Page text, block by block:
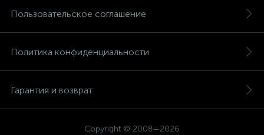
Пользовательское соглашение
Политика конфиденциальности
Гарантия и возврат
Copyright © 2008—2026